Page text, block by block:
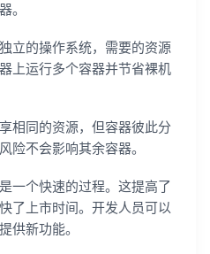
。
立的操作系统，需要的资源
上运行多个容器并节省裸机
相同的资源，但容器彼此分
险不会影响其余容器。
一个快速的过程。这提高了
了上市时间。开发人员可以
供新功能。